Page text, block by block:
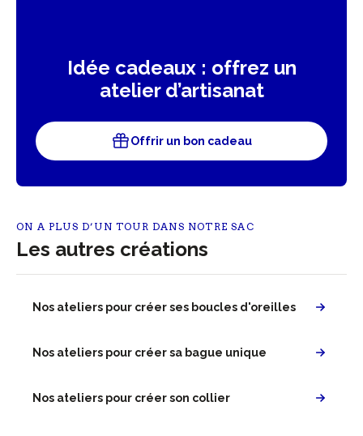
Idée cadeaux : offrez un
atelier d’artisanat
Offrir un bon cadeau
ON A PLUS D’UN TOUR DANS NOTRE SAC
Les autres créations
Nos ateliers pour créer ses boucles d'oreilles
Nos ateliers pour créer sa bague unique
Nos ateliers pour créer son collier